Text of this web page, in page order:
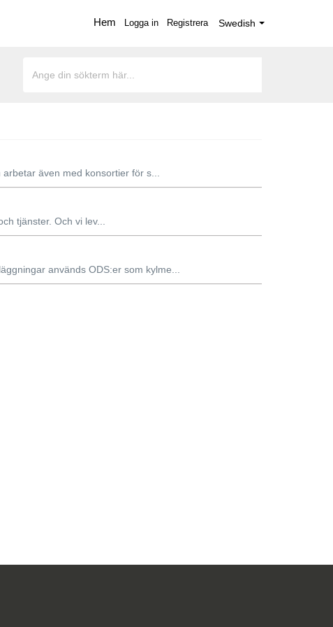
Hem Swedish
Logga in Registrera
även med konsortier för s...
tjänster. Och vi lev...
används ODS:er som kylme...